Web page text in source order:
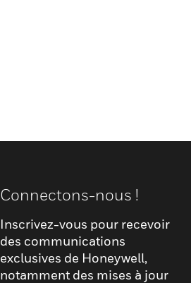
Connectons-nous !
Inscrivez-vous pour recevoir
des communications
exclusives de Honeywell,
notamment des mises à jour